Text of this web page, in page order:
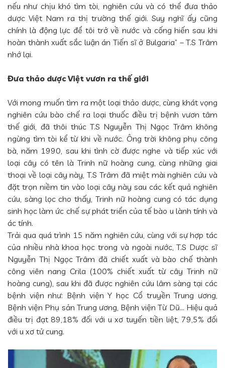
nếu như chịu khó tìm tòi, nghiên cứu và có thể đưa thảo
dược Việt Nam ra thị trường thế giới. Suy nghĩ ấy cũng
chính là động lực để tôi trở về nước và cống hiến sau khi
hoàn thành xuất sắc luận án Tiến sĩ ở Bulgaria” – T.S Trâm
nhớ lại.
Đưa thảo dược Việt vươn ra thế giới
Với mong muốn tìm ra một loại thảo dược, cùng khát vọng
nghiên cứu bào chế ra loại thuốc điều trị bệnh vươn tâm
thế giới, đã thôi thúc T.S Nguyễn Thị Ngọc Trâm không
ngừng tìm tòi kể từ khi về nước. Ông trời không phụ công
bà, năm 1990, sau khi tình cờ được nghe và tiếp xúc với
loại cây có tên là Trinh nữ hoàng cung, cùng những giai
thoại về loại cây này, T.S Trâm đã miệt mài nghiên cứu và
đặt trọn niềm tin vào loại cây này sau các kết quả nghiên
cứu, sàng lọc cho thấy, Trinh nữ hoàng cung có tác dụng
sinh học làm ức chế sự phát triển của tế bào u lành tính và
ác tính.
Trải qua quá trình 15 năm nghiên cứu, cùng với sự hợp tác
của nhiều nhà khoa học trong và ngoài nước, T.S Dược sĩ
Nguyễn Thị Ngọc Trâm đã chiết xuất và bào chế thành
công viên nang Crila (100% chiết xuất từ cây Trinh nữ
hoàng cung), sau khi đã được nghiên cứu lâm sàng tại các
bệnh viện như: Bệnh viện Y học Cổ truyền Trung ương,
Bệnh viện Phụ sản Trung ương, Bệnh viện Từ Dũ... Hiệu quả
điều trị đạt 89,18% đối với u xơ tuyến tiền liệt, 79,5% đối
với u xơ tử cung.